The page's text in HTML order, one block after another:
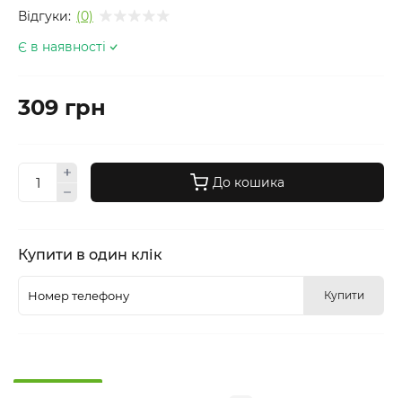
Відгуки: (0)
Є в наявності
309 грн
До кошика
Купити в один клік
Купити